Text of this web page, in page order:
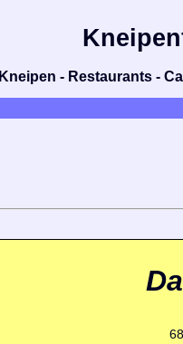
Kneipen - Restaurants -